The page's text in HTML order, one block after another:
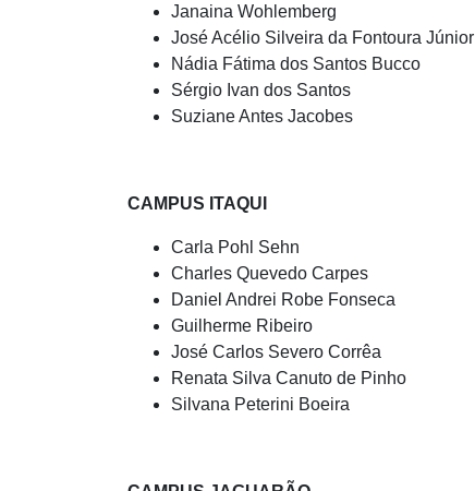
Janaina Wohlemberg
José Acélio Silveira da Fontoura Júnior
Nádia Fátima dos Santos Bucco
Sérgio Ivan dos Santos
Suziane Antes Jacobes
CAMPUS ITAQUI
Carla Pohl Sehn
Charles Quevedo Carpes
Daniel Andrei Robe Fonseca
Guilherme Ribeiro
José Carlos Severo Corrêa
Renata Silva Canuto de Pinho
Silvana Peterini Boeira